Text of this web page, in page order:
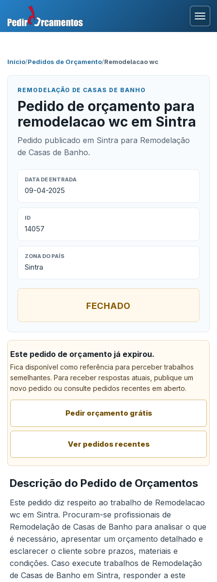
Início/Pedidos de Orçamento/Remodelacao wc
REMODELAÇÃO DE CASAS DE BANHO
Pedido de orçamento para
remodelacao wc em Sintra
Pedido publicado em Sintra para Remodelação
de Casas de Banho.
DATA DE ENTRADA
09-04-2025
ID
14057
ZONA DO PAÍS
Sintra
FECHADO
Este pedido de orçamento já expirou.
Fica disponível como referência para perceber trabalhos
semelhantes. Para receber respostas atuais, publique um
novo pedido ou consulte pedidos recentes em aberto.
Pedir orçamento grátis
Ver pedidos recentes
Descrição do Pedido de Orçamentos
Este pedido diz respeito ao trabalho de Remodelacao
wc em Sintra. Procuram-se profissionais de
Remodelação de Casas de Banho para analisar o que
é necessário, apresentar um orçamento detalhado e
esclarecer o cliente sobre prazos, materiais e
condições. Caso execute trabalhos de Remodelação
de Casas de Banho em Sintra, responder a este
Área Profissional
Como Funciona?
Testemunhos